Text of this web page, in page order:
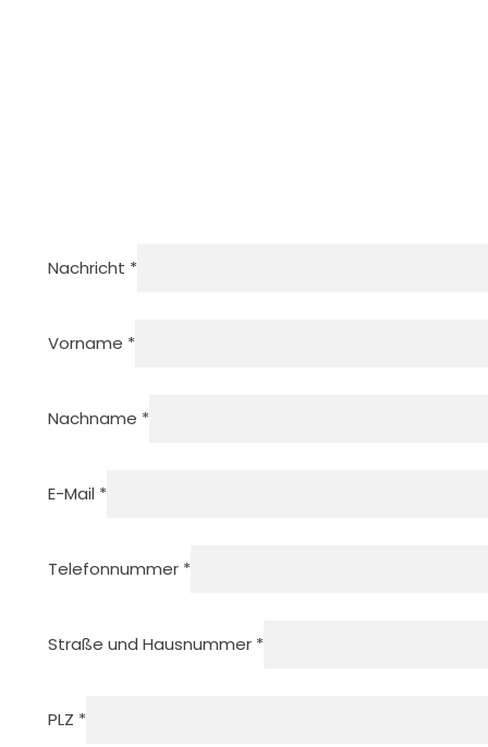
Nachricht *
Vorname *
Nachname *
E-Mail *
Telefonnummer *
Straße und Hausnummer *
PLZ *